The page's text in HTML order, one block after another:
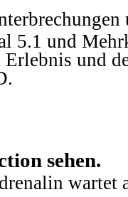
5.1 und
Erlebnis und
sehen.
wartet